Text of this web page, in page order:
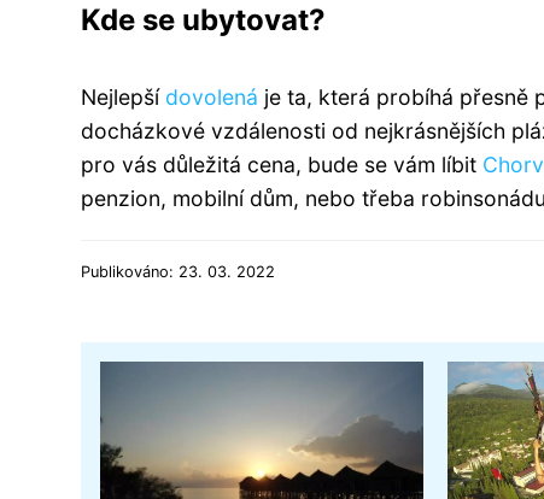
Kde se ubytovat?
Nejlepší dovolená je ta, která probíhá přesně
docházkové vzdálenosti od nejkrásnějších
pro vás důležitá cena, bude se vám líbit
penzion, mobilní dům, nebo třeba
Publikováno: 23. 03. 2022